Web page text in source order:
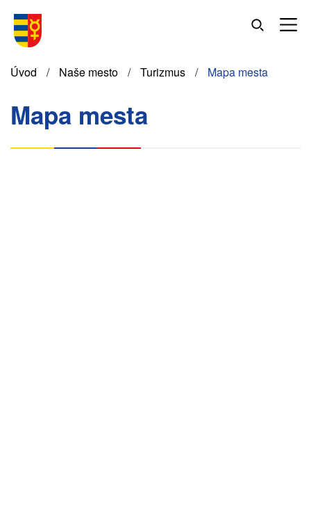
hlavný
Omrvinka
Úvod Naše mesto Turizmus Mapa mesta
Mapa mesta